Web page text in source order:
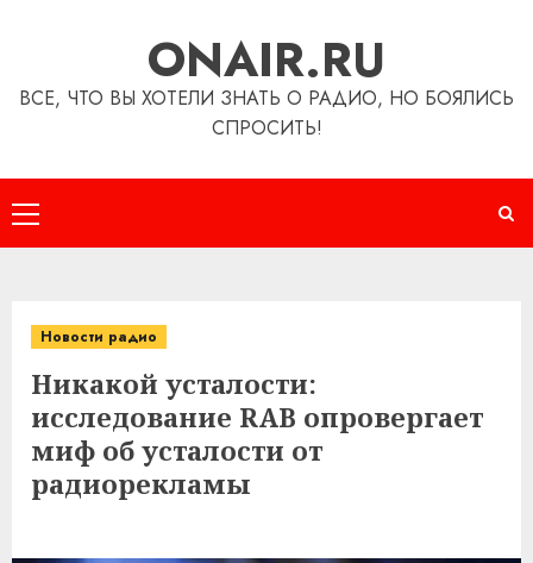
ONAIR.RU
ВСЕ, ЧТО ВЫ ХОТЕЛИ ЗНАТЬ О РАДИО, НО БОЯЛИСЬ
СПРОСИТЬ!
Основное
меню
Новости радио
Никакой усталости:
исследование RAB опровергает
миф об усталости от
радиорекламы